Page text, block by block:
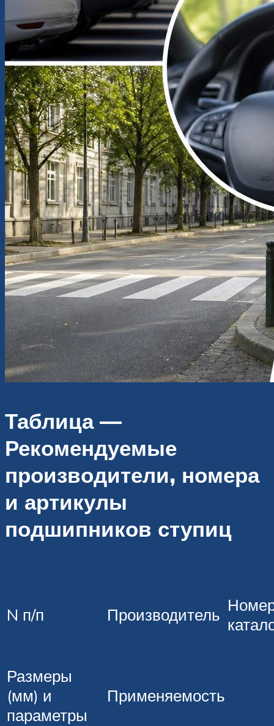
Таблица —
Рекомендуемые
производители, номера
и артикулы
подшипников ступиц
N п/п Производитель
Размеры
(мм) и
параметры
Применяемость